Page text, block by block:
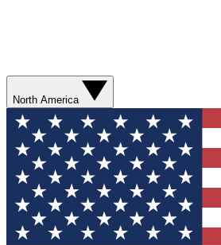
North America